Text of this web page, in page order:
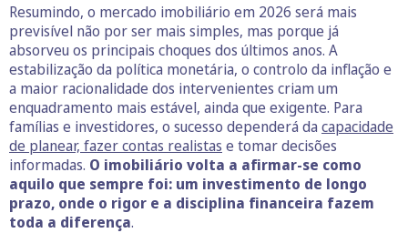
Resumindo, o mercado imobiliário em 2026 será mais
previsível não por ser mais simples, mas porque já
absorveu os principais choques dos últimos anos. A
estabilização da política monetária, o controlo da inflação e
a maior racionalidade dos intervenientes criam um
enquadramento mais estável, ainda que exigente. Para
famílias e investidores, o sucesso dependerá da capacidade
de planear, fazer contas realistas e tomar decisões
informadas. O imobiliário volta a afirmar-se como
aquilo que sempre foi: um investimento de longo
prazo, onde o rigor e a disciplina financeira fazem
toda a diferença.